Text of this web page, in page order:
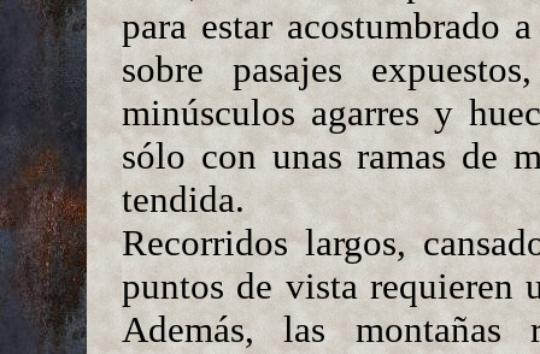
para estar acostumbrado
sobre pasajes
minúsculos agarres y
sólo con unas ramas de
tendida.
Recorridos largos,
puntos de vista requieren
Además, las montañas